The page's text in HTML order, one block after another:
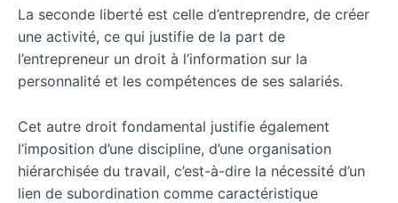
La seconde liberté est celle d’entreprendre, de créer
une activité, ce qui justifie de la part de
l’entrepreneur un droit à l’information sur la
personnalité et les compétences de ses salariés.
Cet autre droit fondamental justifie également
l’imposition d’une discipline, d’une organisation
hiérarchisée du travail, c’est-à-dire la nécessité d’un
lien de subordination comme caractéristique